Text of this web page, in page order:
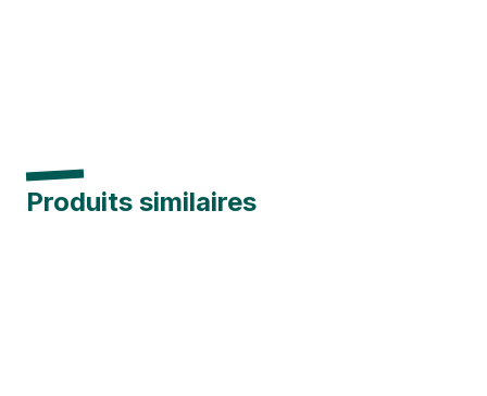
Produits similaires